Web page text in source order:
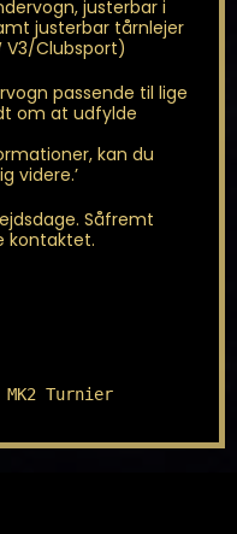
justerbar i
justerbar tårnlejer
V3/Clubsport)
passende til lige
om at udfylde
kan du
videre.’
Såfremt
kontaktet.
Turnier